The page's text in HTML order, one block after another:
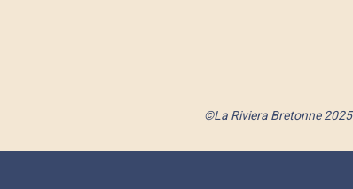
©La Riviera Bretonne 2025